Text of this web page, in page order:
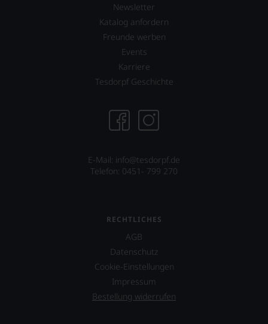
Newsletter
Katalog anfordern
Freunde werben
Events
Karriere
Tesdorpf Geschichte
E-Mail: info@tesdorpf.de
Telefon: 0451- 799 270
RECHTLICHES
AGB
Datenschutz
Cookie-Einstellungen
Impressum
Bestellung widerrufen